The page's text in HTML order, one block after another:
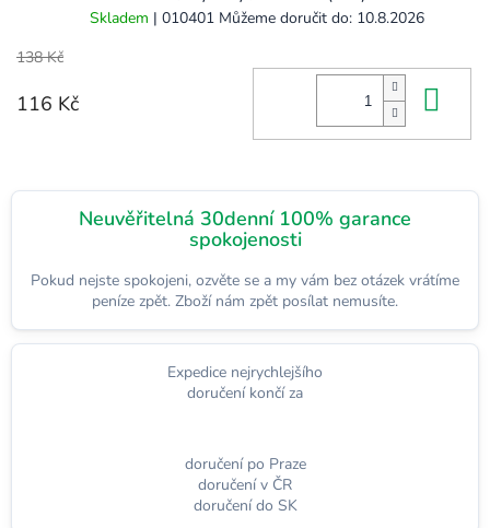
Skladem | 010401 Můžeme doručit do: 10.8.2026
138 Kč
116 Kč
Neuvěřitelná 30denní 100% garance
spokojenosti
Pokud nejste spokojeni, ozvěte se a my vám bez otázek vrátíme
peníze zpět. Zboží nám zpět posílat nemusíte.
Expedice nejrychlejšího
doručení končí za
doručení po Praze
doručení v ČR
doručení do SK